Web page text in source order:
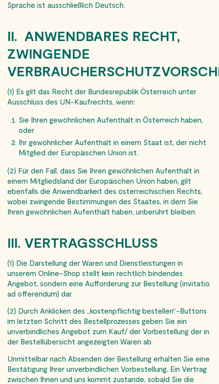
Sprache ist ausschließlich Deutsch.
II. ANWENDBARES RECHT,
ZWINGENDE
(1) Es gilt das Recht der Bundesrepublik Österreich unter
Ausschluss des UN-Kaufrechts, wenn:
Sie Ihren gewöhnlichen Aufenthalt in Österreich haben,
oder
Ihr gewöhnlicher Aufenthalt in einem Staat ist, der nicht
Mitglied der Europäischen Union ist.
(2) Für den Fall, dass Sie Ihren gewöhnlichen Aufenthalt in
einem Mitgliedsland der Europäischen Union haben, gilt
ebenfalls die Anwendbarkeit des österreichischen Rechts,
wobei zwingende Bestimmungen des Staates, in dem Sie
Ihren gewöhnlichen Aufenthalt haben, unberührt bleiben.
III. VERTRAGSSCHLUSS
(1) Die Darstellung der Waren und Dienstleistungen in
unserem Online-Shop stellt kein rechtlich bindendes
Angebot, sondern eine Aufforderung zur Bestellung (invitatio
ad offerendum) dar.
(2) Durch Anklicken des „kostenpflichtig bestellen“-Buttons
im letzten Schritt des Bestellprozesses geben Sie ein
unverbindliches Angebot zum Kauf/ der Vorbestellung der in
der Bestellübersicht angezeigten Waren ab.
Unmittelbar nach Absenden der Bestellung erhalten Sie eine
Bestätigung Ihrer unverbindlichen Vorbestellung. Ein Vertrag
zwischen Ihnen und uns kommt zustande, sobald Sie die